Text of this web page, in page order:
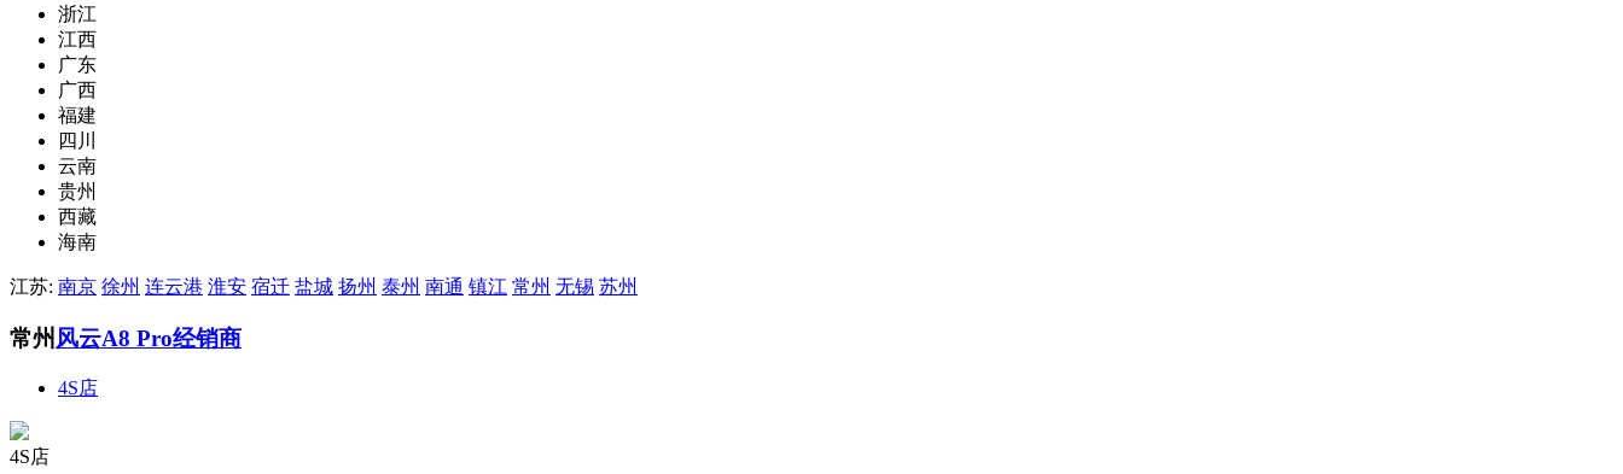
浙江
江西
广东
广西
福建
四川
云南
贵州
西藏
海南
江苏: 南京 徐州 连云港 淮安 宿迁 盐城 扬州 泰州 南通 镇江 常州 无锡 苏州
常州 风云A8 Pro经销商
4S店
4S店